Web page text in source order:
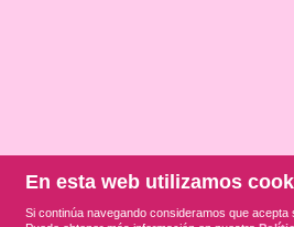
En esta web utilizamos
Si continúa navegando consideramos que acepta